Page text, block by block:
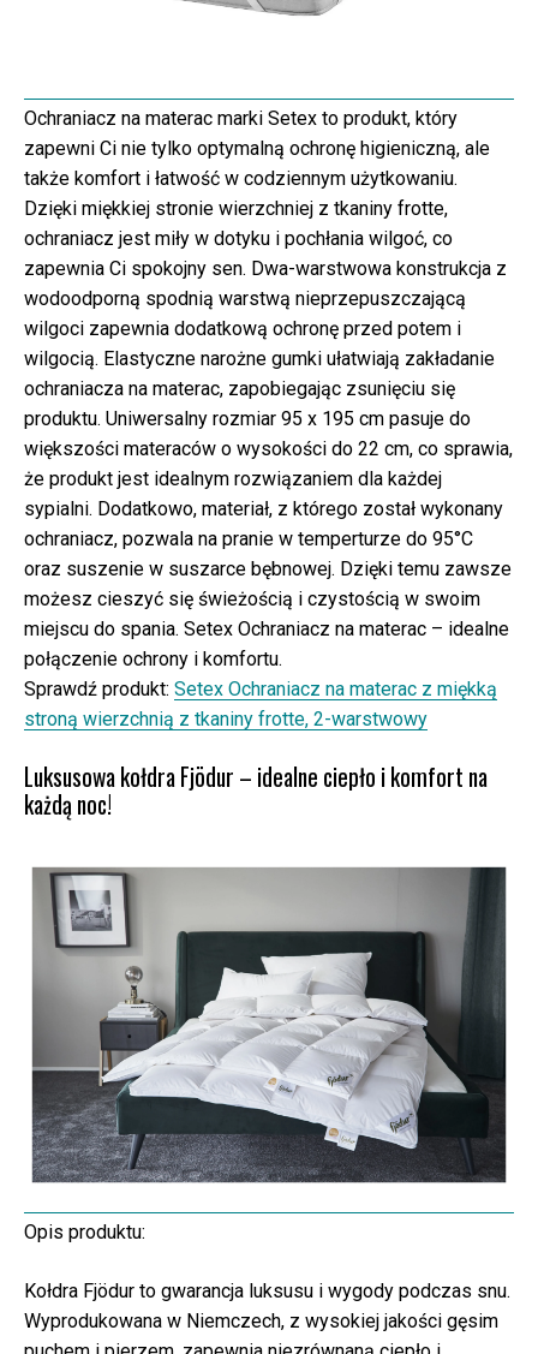
Ochraniacz na materac marki Setex to produkt, który
zapewni Ci nie tylko optymalną ochronę higieniczną, ale
także komfort i łatwość w codziennym użytkowaniu.
Dzięki miękkiej stronie wierzchniej z tkaniny frotte,
ochraniacz jest miły w dotyku i pochłania wilgoć, co
zapewnia Ci spokojny sen. Dwa-warstwowa konstrukcja z
wodoodporną spodnią warstwą nieprzepuszczającą
wilgoci zapewnia dodatkową ochronę przed potem i
wilgocią. Elastyczne narożne gumki ułatwiają zakładanie
ochraniacza na materac, zapobiegając zsunięciu się
produktu. Uniwersalny rozmiar 95 x 195 cm pasuje do
większości materaców o wysokości do 22 cm, co sprawia,
że produkt jest idealnym rozwiązaniem dla każdej
sypialni. Dodatkowo, materiał, z którego został wykonany
ochraniacz, pozwala na pranie w temperturze do 95°C
oraz suszenie w suszarce bębnowej. Dzięki temu zawsze
możesz cieszyć się świeżością i czystością w swoim
miejscu do spania. Setex Ochraniacz na materac – idealne
połączenie ochrony i komfortu.
Sprawdź produkt: Setex Ochraniacz na materac z miękką
stroną wierzchnią z tkaniny frotte, 2-warstwowy
Luksusowa kołdra Fjödur – idealne ciepło i komfort na
każdą noc!
Opis produktu:
Kołdra Fjödur to gwarancja luksusu i wygody podczas snu.
Wyprodukowana w Niemczech, z wysokiej jakości gęsim